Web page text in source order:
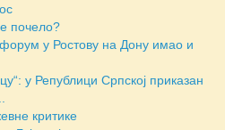
почело?
у Ростову на Дону имао и
у Републици Српској приказан
критике